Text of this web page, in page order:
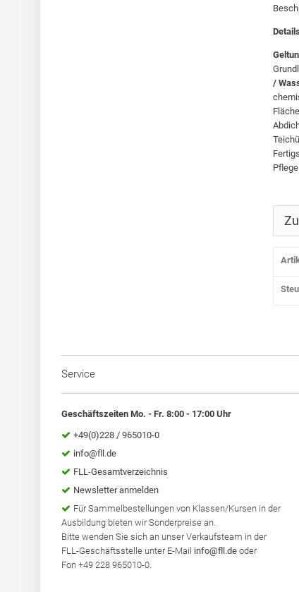
/
Service
Geschäftszeiten Mo. - Fr. 8:00 - 17:00 Uhr
+49(0)228 / 965010-0
info@fll.de
FLL-Gesamtverzeichnis
Newsletter anmelden
Für Sammelbestellungen von Klassen/Kursen in der
Ausbildung bieten wir Sonderpreise an.
Bitte wenden Sie sich an unser Verkaufsteam in der
FLL-Geschäftsstelle unter E-Mail info@fll.de oder
Fon +49 228 965010-0.